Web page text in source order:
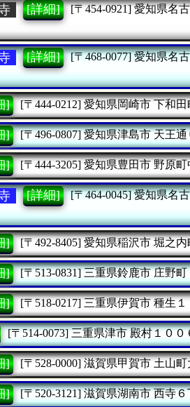
[詳細] [〒454-0921] 愛知県名
[詳細] [〒468-0077] 愛知県名
] [〒444-0212] 愛知県岡崎市 下和田
] [〒496-0807] 愛知県津島市天王通
] [〒444-3205] 愛知県豊田市 野原町
[詳細] [〒464-0045] 愛知県名
] [〒492-8405] 愛知県稲沢市 堀之内
] [〒513-0831] 三重県鈴鹿市庄野町
] [〒518-0217] 三重県伊賀市 種生１
[〒514-0073] 三重県津市殿村１００
] [〒528-0000] 滋賀県甲賀市 土山町
] [〒520-3121] 滋賀県湖南市西寺６